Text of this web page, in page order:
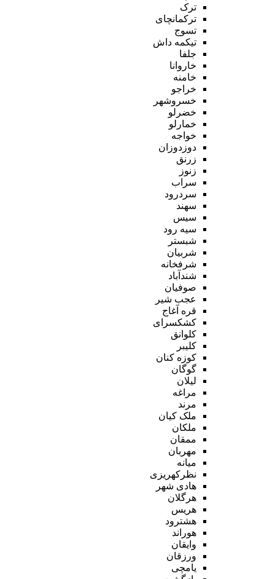
ترک
ترکمانچای
تسوج
تیکمه داش
جلفا
خاروانا
خامنه
خراجو
خسروشهر
خضرلو
خمارلو
خواجه
دوزدوزان
زرنق
زنوز
سراب
سردرود
سهند
سیس
سیه رود
شبستر
شربیان
شرفخانه
شندآباد
صوفیان
عجب شیر
قره آغاج
کشکسرای
کلوانق
کلیبر
کوزه کنان
گوگان
لیلان
مراغه
مرند
ملک کیان
ملکان
ممقان
مهربان
میانه
نظرکهریزی
هادی شهر
هرگلان
هریس
هشترود
هوراند
وایقان
ورزقان
یامچی